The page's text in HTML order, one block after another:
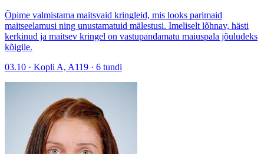
Õpime valmistama maitsvaid kringleid, mis looks parimaid
maitseelamusi ning unustamatuid mälestusi. Imeliselt lõhnav, hästi
kerkinud ja maitsev kringel on vastupandamatu maiuspala jõuludeks
kõigile.
03.10 · Kopli A, A119 · 6 tundi